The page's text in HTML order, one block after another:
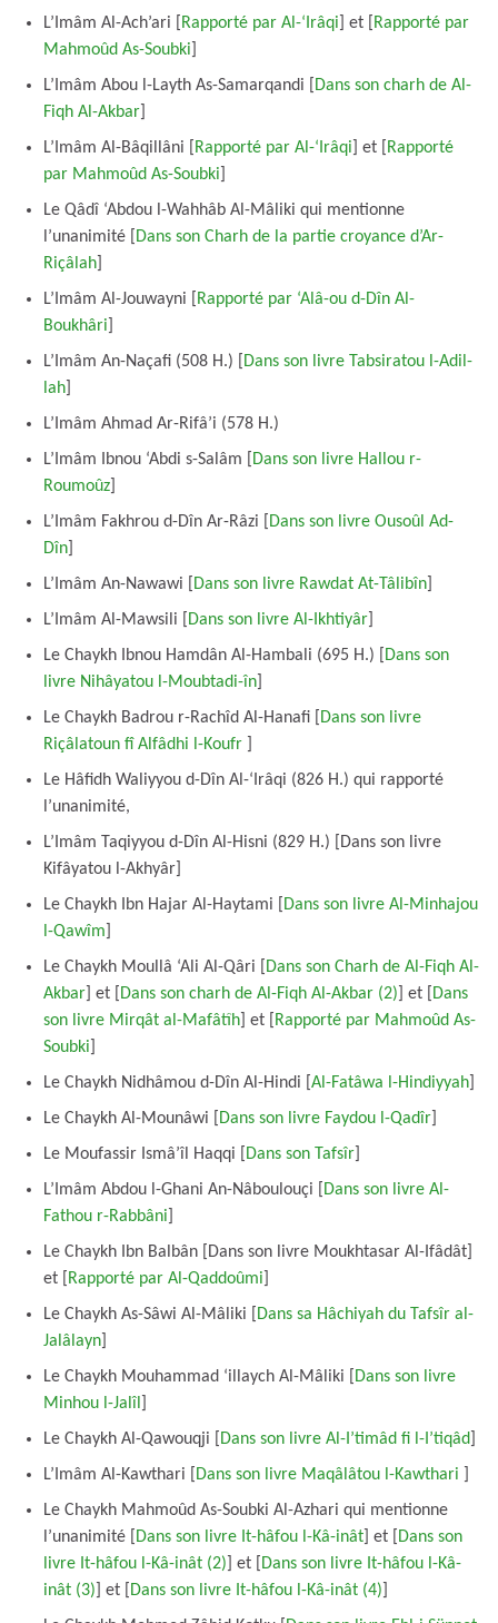
L’Imâm Al-Ach’ari [
Rapporté par Al-‘Irâqi ] et [
Rapporté par
Mahmoûd As-Soubki
L’Imâm Abou l-Layth As-Samarqandi [
Dans son charh de Al-
Fiqh Al-Akbar
L’Imâm Al-Bâqillâni [
Rapporté par Al-‘Irâqi ] et [
Rapporté
par Mahmoûd As-Soubki
Le Qâdî ‘Abdou l-Wahhâb Al-Mâliki qui mentionne
l’unanimité [
Dans son Charh de la partie croyance d’Ar-
Riçâlah
L’Imâm Al-Jouwayni [
Rapporté par ‘Alâ-ou d-Dîn Al-
Boukhâri
L’Imâm An-Naçafi (508 H.) [
Dans son livre Tabsiratou l-Adil-
lah
L’Imâm Ahmad Ar-Rifâ’i (578 H.)
L’Imâm Ibnou ‘Abdi s-Salâm [
Dans son livre Hallou r-
Roumoûz
L’Imâm Fakhrou d-Dîn Ar-Râzi [
Dans son livre Ousoûl Ad-
Dîn
L’Imâm An-Nawawi [
Dans son livre Rawdat At-Tâlibîn
L’Imâm Al-Mawsili [
Dans son livre Al-Ikhtiyâr
Le Chaykh Ibnou Hamdân Al-Hambali (695 H.) [
Dans son
livre Nihâyatou l-Moubtadi-în
Le Chaykh Badrou r-Rachîd Al-Hanafi [
Dans son livre
Riçâlatoun fî Alfâdhi l-Koufr
Le Hâfidh Waliyyou d-Dîn Al-‘Irâqi (826 H.) qui rapporté
l’unanimité,
L’Imâm Taqiyyou d-Dîn Al-Hisni (829 H.) [Dans son livre
Kifâyatou l-Akhyâr]
Le Chaykh Ibn Hajar Al-Haytami [
Dans son livre Al-Minhajou
l-Qawîm
Le Chaykh Moullâ ‘Ali Al-Qâri [
Dans son Charh de Al-Fiqh Al-
Akbar ] et [ Dans son charh de Al-Fiqh Al-Akbar (2) ] et [
Dans
son livre Mirqât al-Mafâtîh ] et [
Rapporté par Mahmoûd As-
Soubki
Le Chaykh Nidhâmou d-Dîn Al-Hindi [ Al-Fatâwa l-Hindiyyah
Le Chaykh Al-Mounâwi [
Dans son livre Faydou l-Qadîr
Le Moufassir Ismâ’îl Haqqi [
Dans son Tafsîr
L’Imâm Abdou l-Ghani An-Nâboulouçi [
Dans son livre Al-
Fathou r-Rabbâni
Le Chaykh Ibn Balbân [Dans son livre Moukhtasar Al-Ifâdât]
et [
Rapporté par Al-Qaddoûmi
Le Chaykh As-Sâwi Al-Mâliki [
Dans sa Hâchiyah du Tafsîr al-
Jalâlayn
Le Chaykh Mouhammad ‘illaych Al-Mâliki [
Dans son livre
Minhou l-Jalîl
Le Chaykh Al-Qawouqji [
Dans son livre Al-I’timâd fi l-I’tiqâd
L’Imâm Al-Kawthari [
Dans son livre Maqâlâtou l-Kawthari
Le Chaykh Mahmoûd As-Soubki Al-Azhari qui mentionne
l’unanimité [
Dans son livre It-hâfou l-Kâ-inât ] et [
Dans son
livre It-hâfou l-Kâ-inât (2) ] et [
Dans son livre It-hâfou l-Kâ-
inât (3) ] et [ Dans son livre It-hâfou l-Kâ-inât (4)